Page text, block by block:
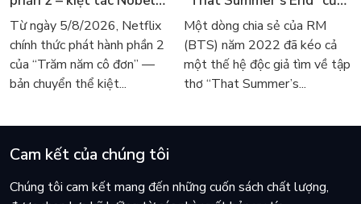
trở lại màn ảnh, dòng
người tìm đọc lại García
Márquez
Từ ngày 5/8/2026, Netflix
chính thức phát hành phần 2
của “Trăm năm cô đơn” —
bản chuyển thể kiệt...
Lee Seong-bok ra mắt bản
tiếng Anh sau 4 năm gây
sốt
Một dòng chia sẻ của RM
(BTS) năm 2022 đã kéo cả
một thế hệ độc giả tìm về tập
thơ “That Summer’s...
Cam kết của chúng tôi
Chúng tôi cam kết mang đến những cuốn sách chất lượng,